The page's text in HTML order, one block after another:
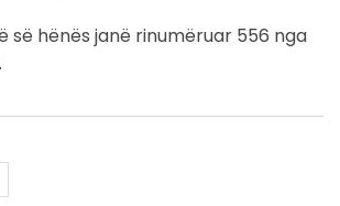
së hënës janë rinumëruar 556 nga